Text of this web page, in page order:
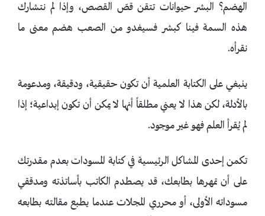
الهضم؟ البشر حيوانات تتقن قصّ القصص، وإذا لم نتشارك
هذه السمة فينا كبشر فسيغدو من الصعب هضم معنى ما
نقرأه.
ينبغي على الكتابة العلمية أن تكون حقيقية، ودقيقة، ومدعومة
بالأدلة، لكن هذا لا يعني مطلقاً أنها لا يمكن أن تكون إبداعية؛ إذا
لم يُقرأ العلم فهو غير موجود.
تكمن إحدى المشاكل الرئيسية في كتابة المسودات بعدم مقدرتك
على أن تمهرها بطابعك، قد يصطدم الكاتب بأساتذته ومدققي
مسوداته الأولى، أو محرري المجلات عندما يطبع مقالته بطابعه